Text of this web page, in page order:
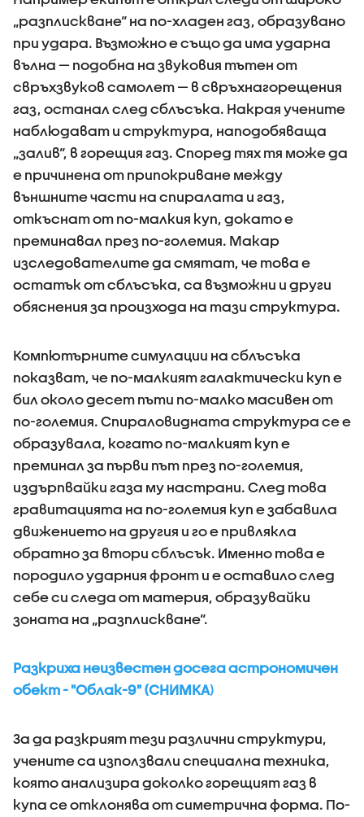
„разплискване“ на по-хладен газ, образувано
при удара. Възможно е също да има ударна
вълна — подобна на звуковия тътен от
свръхзвуков самолет — в свръхнагорещения
газ, останал след сблъсъка. Накрая учените
наблюдават и структура, наподобяваща
„залив“, в горещия газ. Според тях тя може да
е причинена от припокриване между
външните части на спиралата и газ,
откъснат от по-малкия куп, докато е
преминавал през по-големия. Макар
изследователите да смятат, че това е
остатък от сблъсъка, са възможни и други
обяснения за произхода на тази структура.
Компютърните симулации на сблъсъка
показват, че по-малкият галактически куп е
бил около десет пъти по-малко масивен от
по-големия. Спираловидната структура се е
образувала, когато по-малкият куп е
преминал за първи път през по-големия,
издърпвайки газа му настрани. След това
гравитацията на по-големия куп е забавила
движението на другия и го е привлякла
обратно за втори сблъсък. Именно това е
породило ударния фронт и е оставило след
себе си следа от материя, образувайки
зоната на „разплискване“.
Разкриха неизвестен досега астрономичен
обект - "Облак-9" (СНИМКА)
За да разкрият тези различни структури,
учените са използвали специална техника,
която анализира доколко горещият газ в
купа се отклонява от симетрична форма. По-